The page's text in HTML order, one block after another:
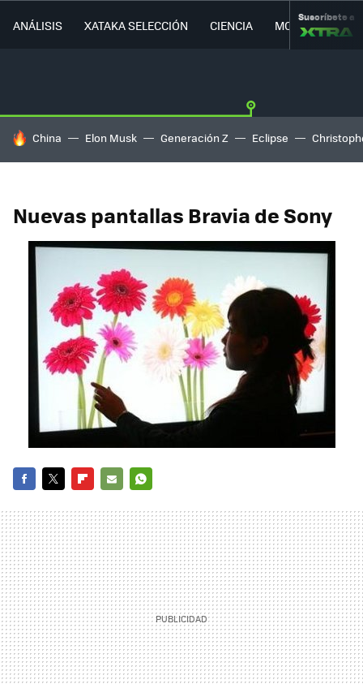
ANÁLISIS XATAKA SELECCIÓN CIENCIA MOVILIDAD
Suscríbete a
HOY SE HABLA DE
China Elon Musk Generación Z Eclipse
Nuevas pantallas Bravia de Sony
MAIL